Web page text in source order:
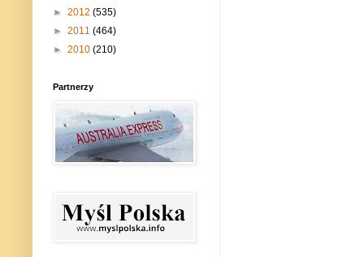
► 2012 (535)
► 2011 (464)
► 2010 (210)
Partnerzy